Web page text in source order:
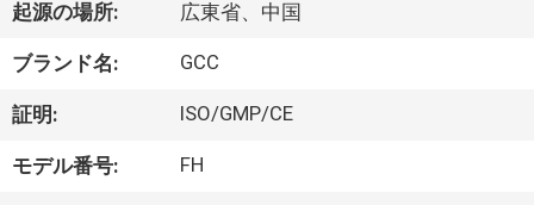
製
品
ビ
デ
起源の場所: 広東省、中国
ブランド名: GCC
証明: ISO/GMP/CE
モデル番号: FH